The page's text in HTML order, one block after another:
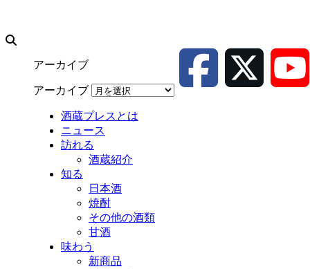
アーカイブ
アーカイブ
酒蔵プレスとは
ニュース
訪れる
酒蔵紹介
知る
日本酒
焼酎
その他の酒類
甘酒
味わう
新商品